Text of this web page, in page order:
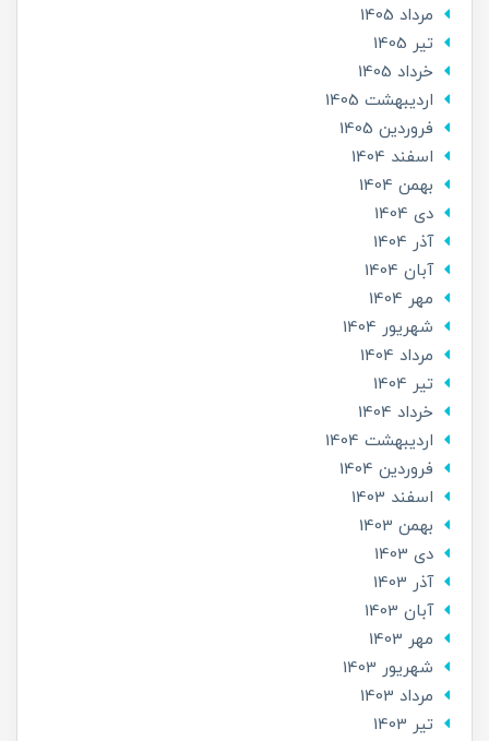
مرداد 1405
تير 1405
خرداد 1405
ارديبهشت 1405
فروردین 1405
اسفند 1404
بهمن 1404
دی 1404
آذر 1404
آبان 1404
مهر 1404
شهریور 1404
مرداد 1404
تير 1404
خرداد 1404
ارديبهشت 1404
فروردین 1404
اسفند 1403
بهمن 1403
دی 1403
آذر 1403
آبان 1403
مهر 1403
شهریور 1403
مرداد 1403
تير 1403